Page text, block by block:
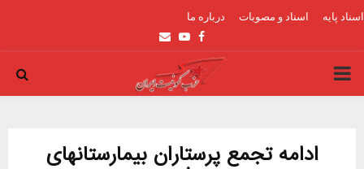
اسناد پایه اسناد و مصوبات درباره ما
Facebook
Youtube
Email
PRIMARY
ادامه تجمع پرستاران بیمارستانهای